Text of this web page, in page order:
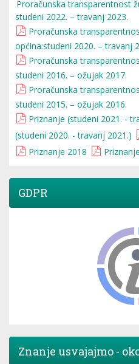
Proračunska transparentnost
studeni 2022. – travanj 2023.
Proračunska
općina:studeni 2020. – travanj
Proračunska
studeni 2016. – ožujak 2017.
Proračunska
studeni 2015. – ožujak 2016.
Priznanje (studeni 2021. -
(studeni 2020. - travanj 2021.)
Priznanje 2018
GDPR
Znanje usvajajmo -